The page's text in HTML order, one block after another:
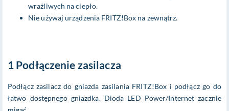
wrażliwych na ciepło.
Nie używaj urządzenia FRITZ!Box na zewnątrz.
1 Podłączenie zasilacza
Podłącz zasilacz do gniazda zasilania FRITZ!Box i podłącz go do
łatwo dostępnego gniazdka. Dioda LED Power/Internet zacznie